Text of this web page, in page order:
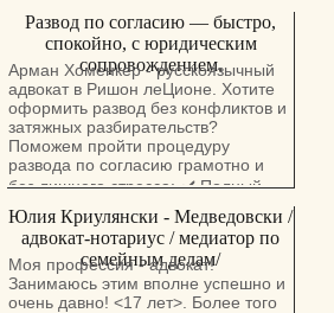
законодательству Украины
(оформление наследства, поиск
родственников и имущества,
инвестиции, покупка недвижимости
и др.).
Адвокаты и нoтариусы Адвокат
Рисман Сергей : Семейное право -
Развод,Алименты,раздел
имущества,брачный
договор,снижение
алиментов,завещания,наследство.
МВД. Легализация браков с
иностранными
гражданами.СТУПРО. Судебное
защита должников,принудительное
исполнение долговых обязательств.
Банкротство. Сделки с
недвижимостью.
Адрес:Ашкелон,улица Герцель.
Развод по согласию — быстро,
спокойно, с юридическим
сопровождением.
Арман Хоменкер - русскоязычный
адвокат в Ришон леЦионе. Хотите
оформить развод без конфликтов и
затяжных разбирательств?
Поможем пройти процедуру
развода по согласию грамотно и
без лишнего стресса: ✔️ Полный
сбор документов, включая
правильно заполненные
декларации. ✔️ Подача документов
в суд. ✔️ Сопровождение на всех
этапах — от подачи до завершения
Юлия Криулянски - Медведовски /
адвокат-нотариус / медиатор по
семейным делам/
Моя профессия - адвокат!
Занимаюсь этим вполне успешно и
очень давно! <17 лет>. Более того